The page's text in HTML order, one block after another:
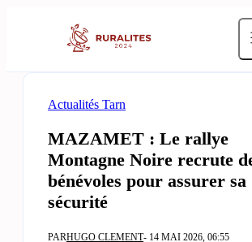
Actualités Tarn
MAZAMET : Le rallye
Montagne Noire recrute
bénévoles pour assurer sa
sécurité
PARHUGO CLEMENT- 14 MAI 2026, 06:55